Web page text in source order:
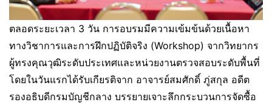
ตลอดระยะเวลา 3 วัน การอบรมมีความเข้มข้นด้วยเนื้อหา
ทางวิชาการและการฝึกปฏิบัติจริง (Workshop) จากวิทยากร
ผู้ทรงคุณวุฒิระดับประเทศและหน่วยงานตรวจสอบระดับพื้นที่
โดยในวันแรกได้รับเกียรติจาก อาจารย์สมศักดิ์ ภู่สกุล อดีต
รองอธิบดีกรมบัญชีกลาง บรรยายเจาะลึกกระบวนการจัดซื้อ